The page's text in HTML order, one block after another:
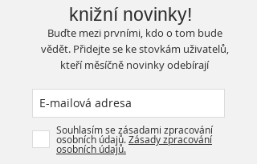
knižní novinky!
Buďte mezi prvními, kdo o tom bude
vědět. Přidejte se ke stovkám uživatelů,
kteří měsíčně novinky odebírají
Souhlasím se zásadami zpracování
osobních údajů.Zásady zpracování
osobních údajů.